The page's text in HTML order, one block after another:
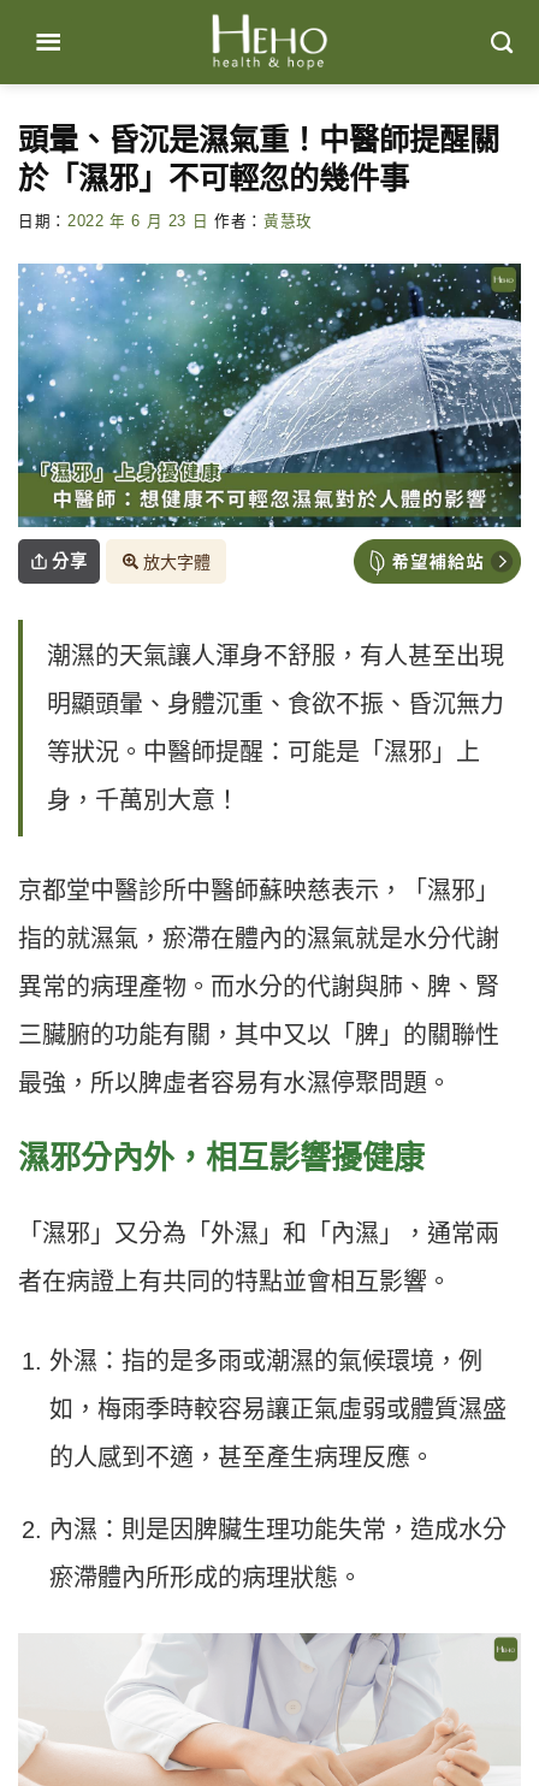
content
頭暈、昏沉是濕氣重！中醫師提醒關
於「濕邪」不可輕忽的幾件事
日期： 2022 年 6 月 23 日 作者： 黃慧玫
分享 放大字體
潮濕的天氣讓人渾身不舒服，有人甚至出現
明顯頭暈、身體沉重、食欲不振、昏沉無力
等狀況。中醫師提醒：可能是「濕邪」上
身，千萬別大意！
京都堂中醫診所中醫師蘇映慈表示，「濕邪」
指的就濕氣，瘀滯在體內的濕氣就是水分代謝
異常的病理產物。而水分的代謝與肺、脾、腎
三臟腑的功能有關，其中又以「脾」的關聯性
最強，所以脾虛者容易有水濕停聚問題。
濕邪分內外，相互影響擾健康
「濕邪」又分為「外濕」和「內濕」，通常兩
者在病證上有共同的特點並會相互影響。
外濕：指的是多雨或潮濕的氣候環境，例
如，梅雨季時較容易讓正氣虛弱或體質濕盛
的人感到不適，甚至產生病理反應。
內濕：則是因脾臟生理功能失常，造成水分
瘀滯體內所形成的病理狀態。